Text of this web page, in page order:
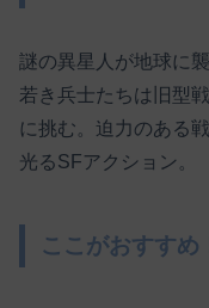
謎の異星人が地球に
若き兵士たちは旧型
に挑む。迫力のある
光るSFアクション。
ここがおすすめ！